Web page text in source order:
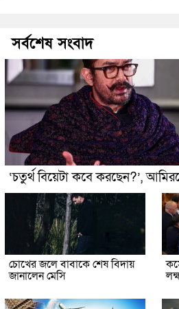
সর্বশেষ সংবাদ
‘চতুর্থ বিয়েটা কবে করছেন?’,
চোখের জলে বাবাকে শেষ বিদায়
জানালেন মেসি